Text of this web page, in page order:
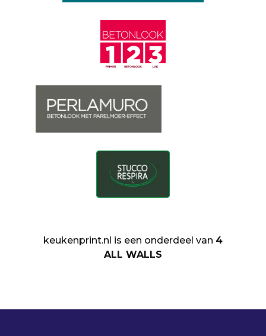
keukenprint.nl is een onderdeel van 4
ALL WALLS